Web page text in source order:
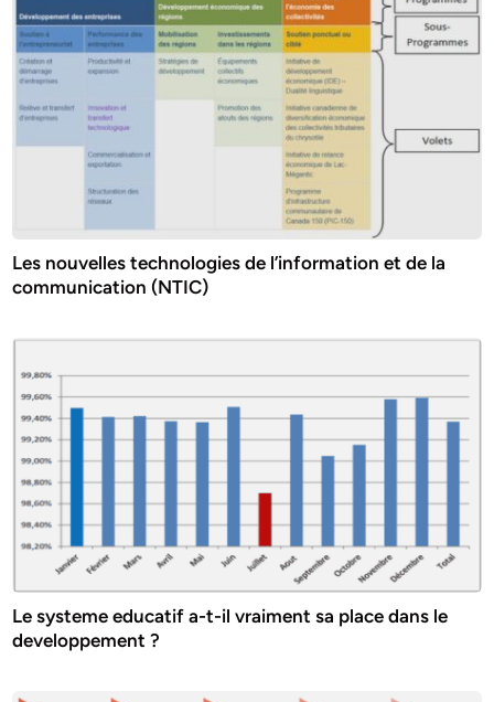
Les nouvelles technologies de l’information et de la
communication (NTIC)
Le systeme educatif a-t-il vraiment sa place dans le
developpement ?